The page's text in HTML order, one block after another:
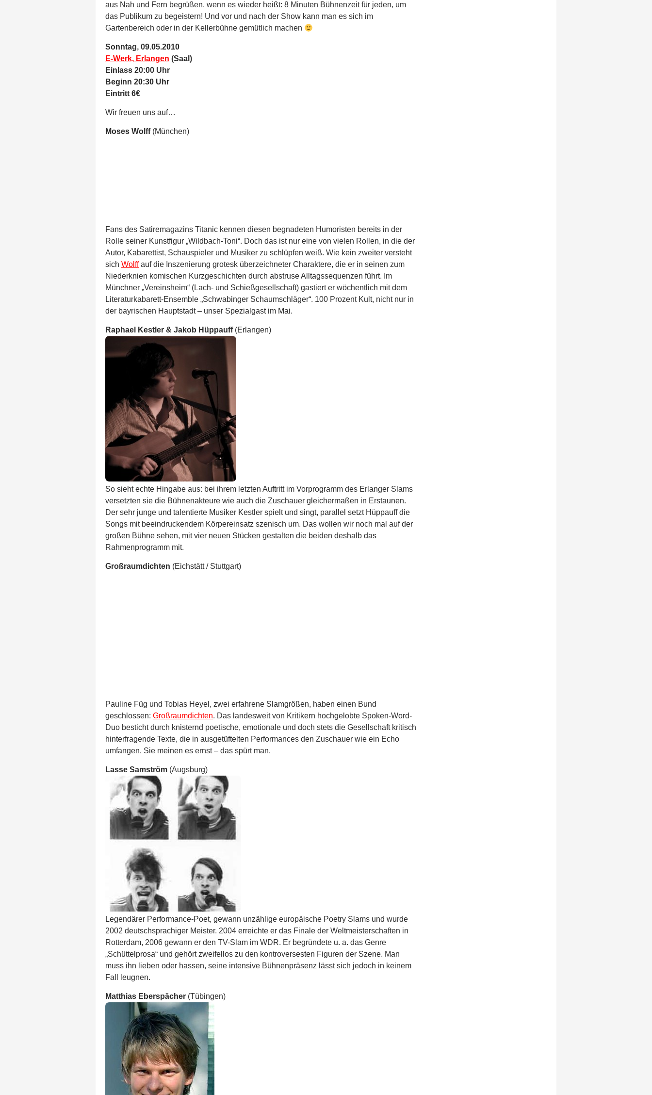
aus Nah und Fern begrüßen, wenn es wieder heißt: 8 Minuten Bühnenzeit für jeden, um
das Publikum zu begeistern! Und vor und nach der Show kann man es sich im
Gartenbereich oder in der Kellerbühne gemütlich machen
Sonntag, 09.05.2010
E-Werk, Erlangen (Saal)
Einlass 20:00 Uhr
Beginn 20:30 Uhr
Eintritt 6€
Wir freuen uns auf…
Moses Wolff(München)
Fans des Satiremagazins Titanic kennen diesen begnadeten Humoristen bereits in der
Rolle seiner Kunstfigur „Wildbach-Toni“. Doch das ist nur eine von vielen Rollen, in die der
Autor, Kabarettist, Schauspieler und Musiker zu schlüpfen weiß. Wie kein zweiter versteht
sich Wolffauf die Inszenierung grotesk überzeichneter Charaktere, die er in seinen zum
Niederknien komischen Kurzgeschichten durch abstruse Alltagssequenzen führt. Im
Münchner „Vereinsheim“ (Lach- und Schießgesellschaft) gastiert er wöchentlich mit dem
Literaturkabarett-Ensemble „Schwabinger Schaumschläger“. 100 Prozent Kult, nicht nur in
der bayrischen Hauptstadt – unser Spezialgast im Mai.
Raphael Kestler & Jakob Hüppauff(Erlangen)
So sieht echte Hingabe aus: bei ihrem letzten Auftritt im Vorprogramm des Erlanger Slams
versetzten sie die Bühnenakteure wie auch die Zuschauer gleichermaßen in Erstaunen.
Der sehr junge und talentierte Musiker Kestler spielt und singt, parallel setzt Hüppauff die
Songs mit beeindruckendem Körpereinsatz szenisch um. Das wollen wir noch mal auf der
großen Bühne sehen, mit vier neuen Stücken gestalten die beiden deshalb das
Rahmenprogramm mit.
Großraumdichten (Eichstätt / Stuttgart)
Pauline Füg und Tobias Heyel, zwei erfahrene Slamgrößen, haben einen Bund
geschlossen: Großraumdichten. Das landesweit von Kritikern hochgelobte Spoken-Word-
Duo besticht durch knisternd poetische, emotionale und doch stets die Gesellschaft kritisch
hinterfragende Texte, die in ausgetüftelten Performances den Zuschauer wie ein Echo
umfangen. Sie meinen es ernst – das spürt man.
Lasse Samström (Augsburg)
Legendärer Performance-Poet, gewann unzählige europäische Poetry Slams und wurde
2002 deutschsprachiger Meister. 2004 erreichte er das Finale der Weltmeisterschaften in
Rotterdam, 2006 gewann er den TV-Slam im WDR. Er begründete u. a. das Genre
„Schüttelprosa“ und gehört zweifellos zu den kontroversesten Figuren der Szene. Man
muss ihn lieben oder hassen, seine intensive Bühnenpräsenz lässt sich jedoch in keinem
Fall leugnen.
Matthias Eberspächer (Tübingen)